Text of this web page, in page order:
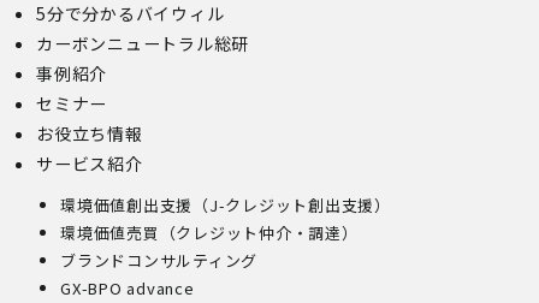
5分で分かるバイウィル
カーボンニュートラル総研
事例紹介
セミナー
お役立ち情報
サービス紹介
環境価値創出支援（J-クレジット創出支援）
環境価値売買（クレジット仲介・調達）
ブランドコンサルティング
GX-BPO advance